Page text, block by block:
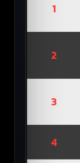
1
2
3
4